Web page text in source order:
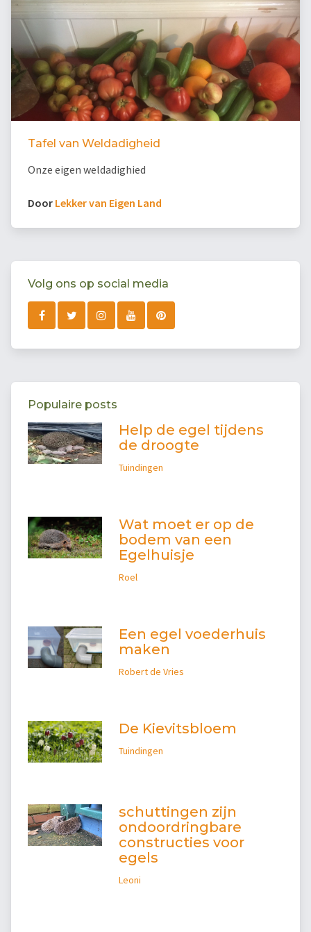
Tafel van Weldadigheid
Onze eigen weldadighied
Door Lekker van Eigen Land
Volg ons op social media
Populaire posts
Help de egel tijdens
de droogte
Tuindingen
Wat moet er op de
bodem van een
Egelhuisje
Roel
Een egel voederhuis
maken
Robert de Vries
De Kievitsbloem
Tuindingen
schuttingen zijn
ondoordringbare
constructies voor
egels
Leoni